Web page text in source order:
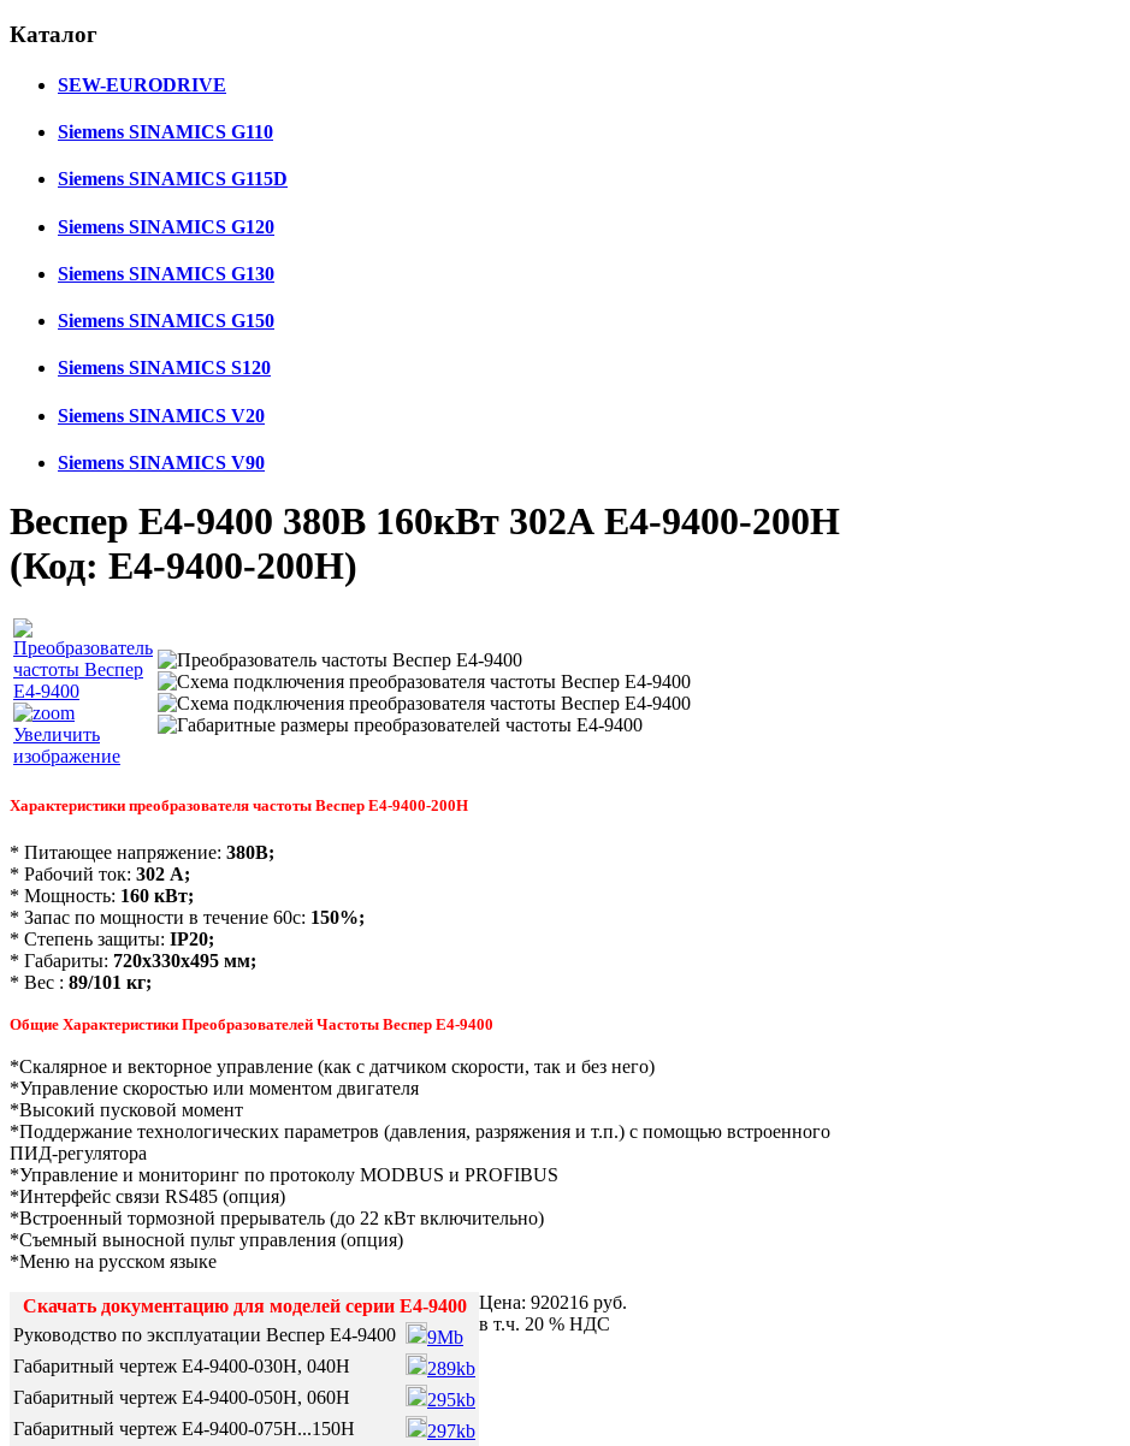
Каталог
SEW-EURODRIVE
Siemens SINAMICS G110
Siemens SINAMICS G115D
Siemens SINAMICS G120
Siemens SINAMICS G130
Siemens SINAMICS G150
Siemens SINAMICS S120
Siemens SINAMICS V20
Siemens SINAMICS V90
Веспер E4-9400 380В 160кВт 302А E4-9400-200H
(Код: E4-9400-200H)
Увеличить
изображение
Характеристики преобразователя частоты Веспер E4-9400-200Н
* Питающее напряжение: 380В;
* Рабочий ток: 302 А;
* Мощность: 160 кВт;
* Запас по мощности в течение 60с: 150%;
* Степень защиты: IP20;
* Габариты: 720х330х495 мм;
* Вес : 89/101 кг;
Общие Характеристики Преобразователей Частоты Веспер Е4-9400
*Скалярное и векторное управление (как с датчиком скорости, так и без него)
*Управление скоростью или моментом двигателя
*Высокий пусковой момент
*Поддержание технологических параметров (давления, разряжения и т.п.) с помощью встроенного
ПИД-регулятора
*Управление и мониторинг по протоколу MODBUS и PROFIBUS
*Интерфейс связи RS485 (опция)
*Встроенный тормозной прерыватель (до 22 кВт включительно)
*Съемный выносной пульт управления (опция)
*Меню на русском языке
Скачать документацию для моделей серии Е4-9400
Руководство по эксплуатации Веспер Е4-9400
9Mb
Габаритный чертеж Е4-9400-030Н, 040Н
289kb
Габаритный чертеж Е4-9400-050Н, 060Н
295kb
Габаритный чертеж Е4-9400-075Н...150Н
297kb
Цена: 920216 руб.
в т.ч. 20 % НДС